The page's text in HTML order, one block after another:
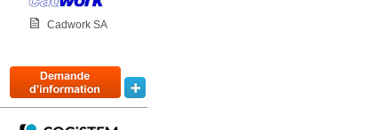
Cadwork SA